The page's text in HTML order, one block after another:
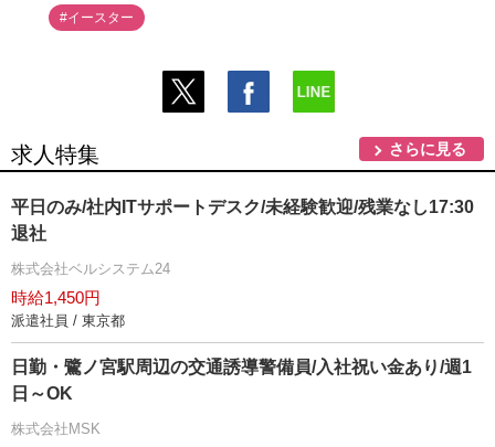
#イースター
求人特集 さらに見る
平日のみ/社内ITサポートデスク/未経験歓迎/残業なし17:30
退社
株式会社ベルシステム24
時給1,450円
派遣社員 / 東京都
日勤・鷺ノ宮駅周辺の交通誘導警備員/入社祝い金あり/週1
日～OK
株式会社MSK